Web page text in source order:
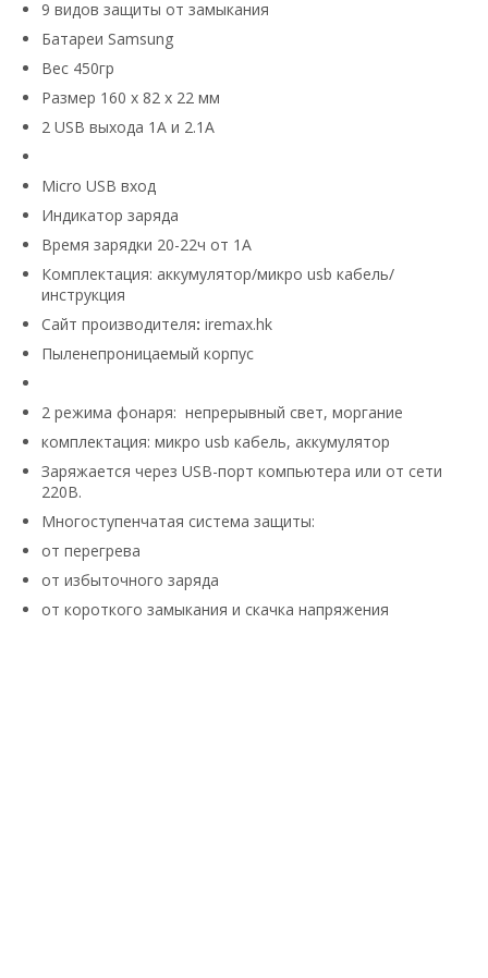
9 видов защиты от замыкания
Батареи Samsung
Вес 450гр
Размер 160 x 82 x 22 мм
2 USB выхода 1А и 2.1А
Micro USB вход
Индикатор заряда
Время зарядки 20-22ч от 1А
Комплектация: аккумулятор/микро usb кабель/
инструкция
Сайт производителя: iremax.hk
Пыленепроницаемый корпус
2 режима фонаря: непрерывный свет, моргание
комплектация: микро usb кабель, аккумулятор
Заряжается через USB-порт компьютера или от сети
220В.
Многоступенчатая система защиты:
от перегрева
от избыточного заряда
от короткого замыкания и скачка напряжения